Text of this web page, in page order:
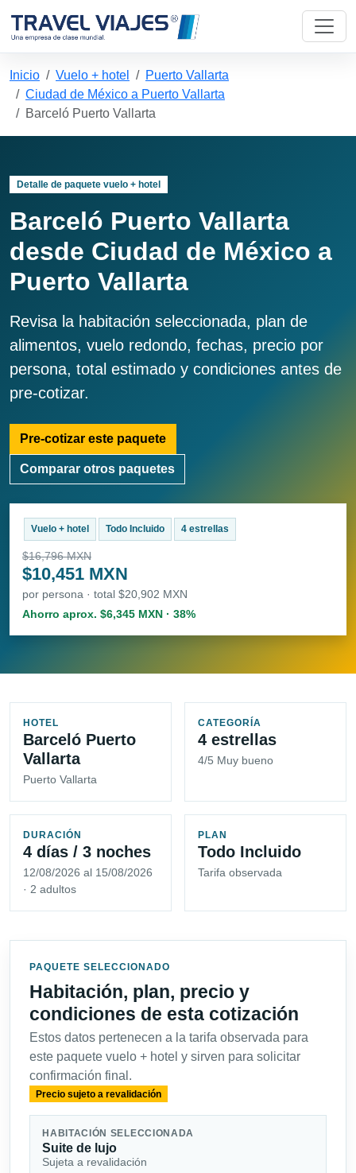
Inicio Vuelo + hotel
Puerto Vallarta
Ciudad de México a Puerto Vallarta
Barceló Puerto Vallarta
Detalle de paquete vuelo + hotel
Barceló Puerto Vallarta
desde Ciudad de México a
Puerto Vallarta
Revisa la habitación seleccionada, plan de
alimentos, vuelo redondo, fechas, precio por
persona, total estimado y condiciones antes de
pre-cotizar.
Pre-cotizar este paquete
Comparar otros paquetes
Vuelo + hotel Todo Incluido 4 estrellas
$16,796 MXN
$10,451 MXN
por persona · total $20,902 MXN
Ahorro aprox. $6,345 MXN · 38%
HOTEL
Barceló Puerto
Vallarta
Puerto Vallarta
CATEGORÍA
4 estrellas
4/5 Muy bueno
DURACIÓN
4 días / 3 noches
12/08/2026 al 15/08/2026
· 2 adultos
PLAN
Todo Incluido
Tarifa observada
PAQUETE SELECCIONADO
Habitación, plan, precio y
condiciones de esta cotización
Estos datos pertenecen a la tarifa observada para
este paquete vuelo + hotel y sirven para solicitar
confirmación final.
Precio sujeto a revalidación
HABITACIÓN SELECCIONADA
Suite de lujo
Sujeta a revalidación